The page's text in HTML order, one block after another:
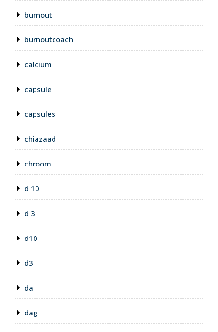
burnout
burnoutcoach
calcium
capsule
capsules
chiazaad
chroom
d 10
d 3
d10
d3
da
dag